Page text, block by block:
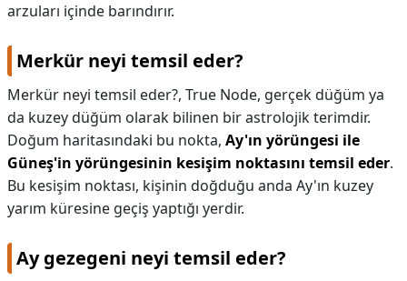
arzuları içinde barındırır.
Merkür neyi temsil eder?
Merkür neyi temsil eder?, True Node, gerçek düğüm ya
da kuzey düğüm olarak bilinen bir astrolojik terimdir.
Doğum haritasındaki bu nokta, Ay'ın yörüngesi ile
Güneş'in yörüngesinin kesişim noktasını temsil eder.
Bu kesişim noktası, kişinin doğduğu anda Ay'ın kuzey
yarım küresine geçiş yaptığı yerdir.
Ay gezegeni neyi temsil eder?